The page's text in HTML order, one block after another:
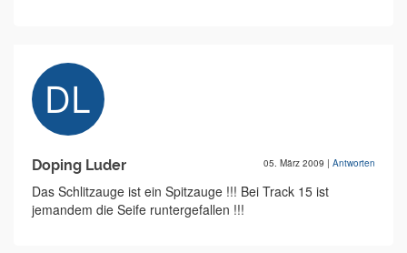
Doping Luder 05. März 2009 | Antworten
Das Schlitzauge ist ein Spitzauge !!! Bei Track 15 ist
jemandem die Seife runtergefallen !!!